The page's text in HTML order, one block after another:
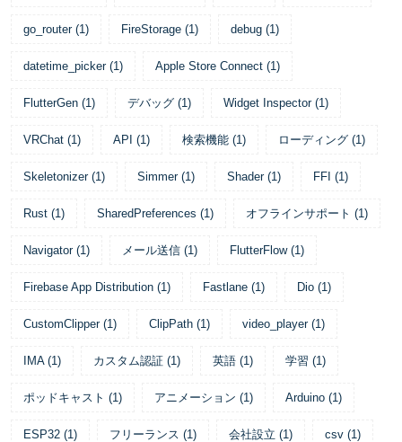
go_router (1) FireStorage (1) debug (1)
datetime_picker (1) Apple Store Connect (1)
FlutterGen (1) デバッグ (1) Widget Inspector (1)
VRChat (1) API (1) 検索機能 (1) ローディング (1)
Skeletonizer (1) Simmer (1) Shader (1) FFI (1)
Rust (1) SharedPreferences (1) オフラインサポート (1)
Navigator (1) メール送信 (1) FlutterFlow (1)
Firebase App Distribution (1) Fastlane (1) Dio (1)
CustomClipper (1) ClipPath (1) video_player (1)
IMA (1) カスタム認証 (1) 英語 (1) 学習 (1)
ポッドキャスト (1) アニメーション (1) Arduino (1)
ESP32 (1) フリーランス (1) 会社設立 (1) csv (1)